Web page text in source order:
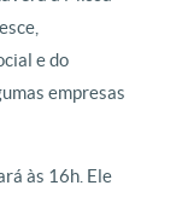
e do
empresas
às 16h. Ele